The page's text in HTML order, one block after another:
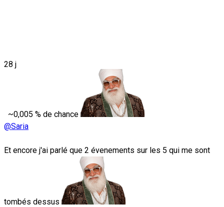
28 j
~0,005 % de chance
@Saria
Et encore j'ai parlé que 2 évenements sur les 5 qui me sont
tombés dessus